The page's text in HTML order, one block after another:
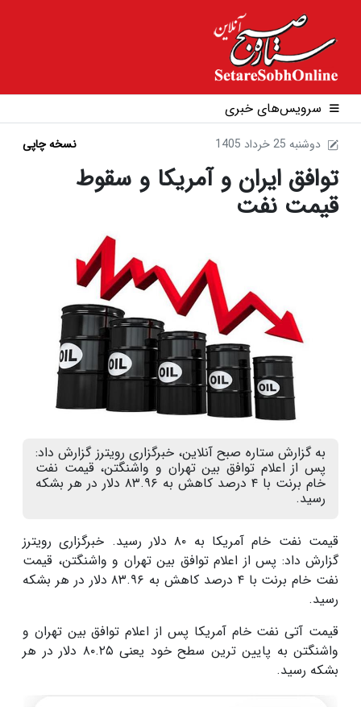
سرویس‌های خبری
1405 دوشنبه 25 خرداد نسخه چاپی
توافق ایران و آمریکا و سقوط
قیمت نفت
به گزارش ستاره صبح آنلاین، خبرگزاری رویترز گزارش داد:
پس از اعلام توافق بین تهران و واشنگتن، قیمت نفت
خام برنت با ۴ درصد کاهش به ۸۳.۹۶ دلار در هر بشکه
رسید.
قیمت نفت خام آمریکا به ۸۰ دلار رسید. خبرگزاری رویترز
گزارش داد: پس از اعلام توافق بین تهران و واشنگتن، قیمت
نفت خام برنت با ۴ درصد کاهش به ۸۳.۹۶ دلار در هر بشکه
رسید.
قیمت آتی نفت خام آمریکا پس از اعلام توافق بین تهران و
واشنگتن به پایین ترین سطح خود یعنی ۸۰.۲۵ دلار در هر
بشکه رسید.